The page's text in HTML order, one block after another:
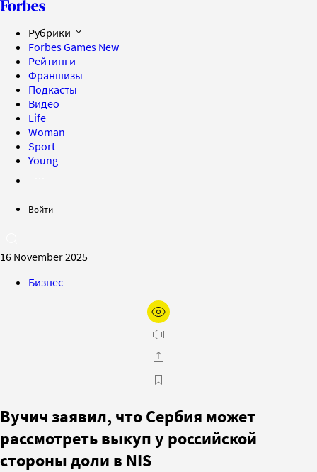
Рубрики
Forbes Games New
Рейтинги
Франшизы
Подкасты
Видео
Life
Woman
Sport
Young
Войти
16 November 2025
Бизнес
Вучич заявил, что Сербия может
рассмотреть выкуп у российской
стороны доли в NIS